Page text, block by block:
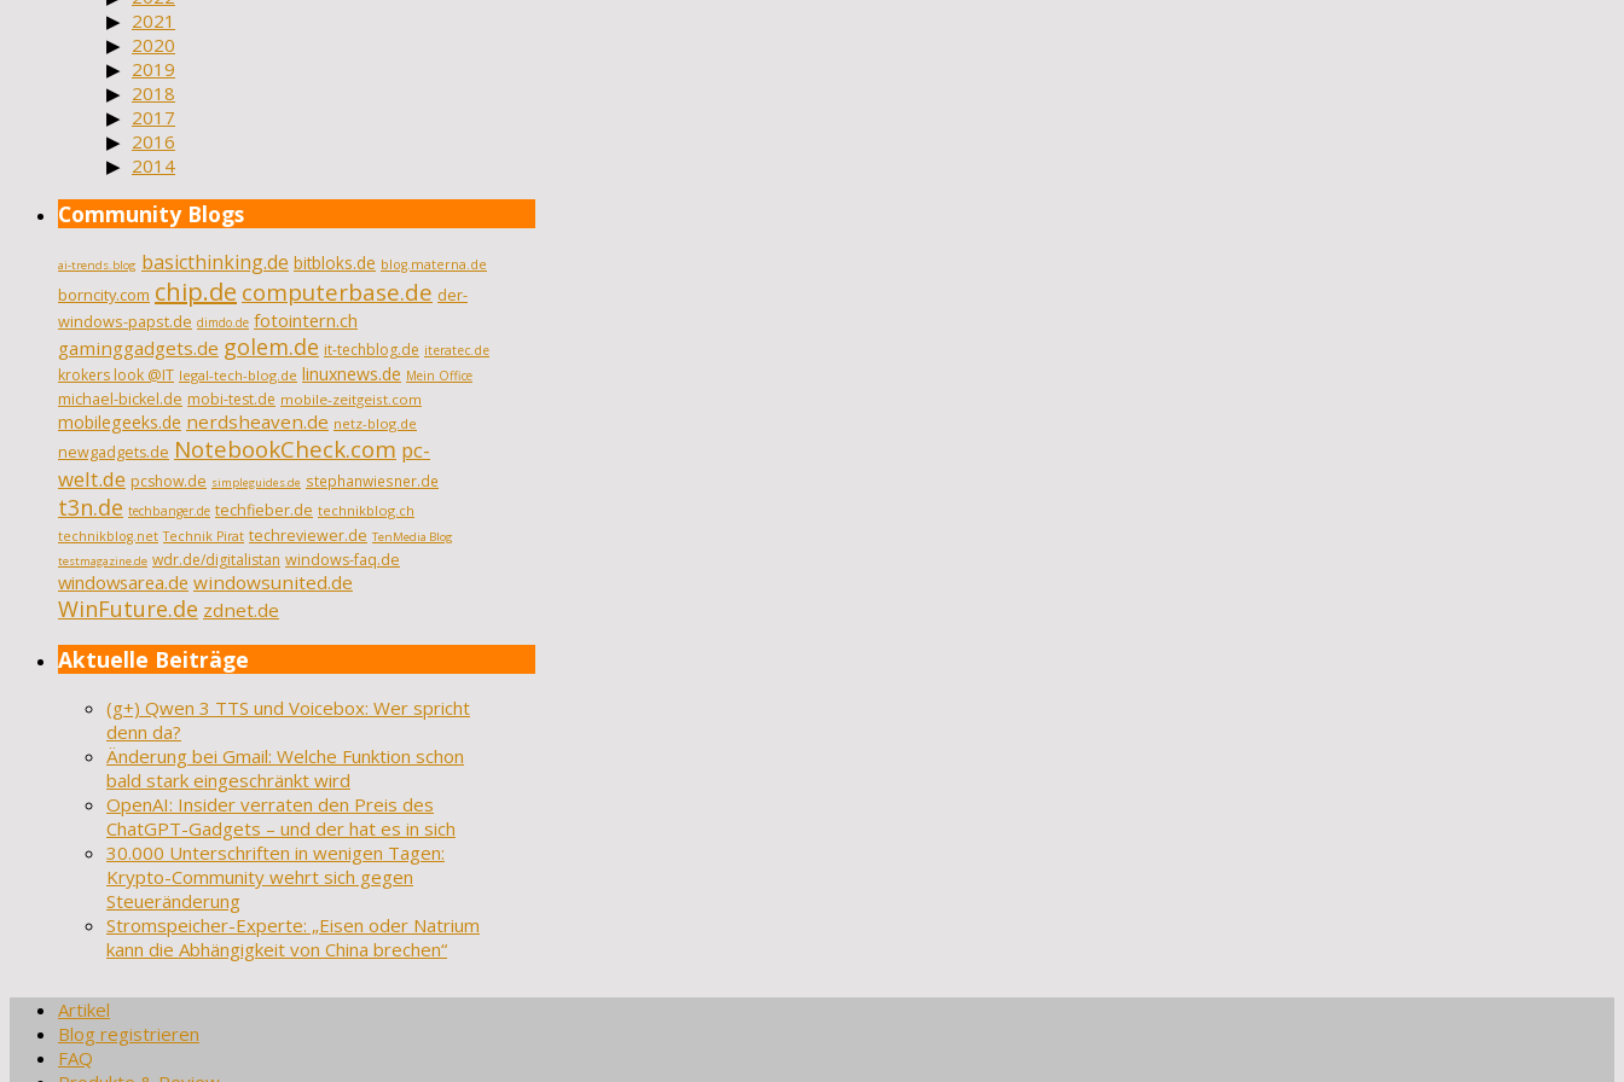
2021
2020
2019
2018
2017
2016
2014
Community Blogs
ai-trends.blog basicthinking.de bitbloks.de blog.materna.de
borncity.com chip.de computerbase.de der-
windows-papst.de dimdo.de fotointern.ch
gaminggadgets.de golem.de it-techblog.de iteratec.de
krokers look @IT legal-tech-blog.de linuxnews.de Mein Office
michael-bickel.de mobi-test.de mobile-zeitgeist.com
mobilegeeks.de nerdsheaven.de netz-blog.de
newgadgets.de NotebookCheck.com pc-
welt.de pcshow.de simpleguides.de stephanwiesner.de
t3n.de techbanger.de techfieber.de technikblog.ch
technikblog.net Technik Pirat techreviewer.de TenMedia Blog
testmagazine.de wdr.de/digitalistan windows-faq.de
windowsarea.de windowsunited.de
WinFuture.de zdnet.de
Aktuelle Beiträge
(g+) Qwen 3 TTS und Voicebox: Wer spricht
denn da?
Änderung bei Gmail: Welche Funktion schon
bald stark eingeschränkt wird
OpenAI: Insider verraten den Preis des
ChatGPT-Gadgets – und der hat es in sich
30.000 Unterschriften in wenigen Tagen:
Krypto-Community wehrt sich gegen
Steueränderung
Stromspeicher-Experte: „Eisen oder Natrium
kann die Abhängigkeit von China brechen“
Artikel
Blog registrieren
FAQ